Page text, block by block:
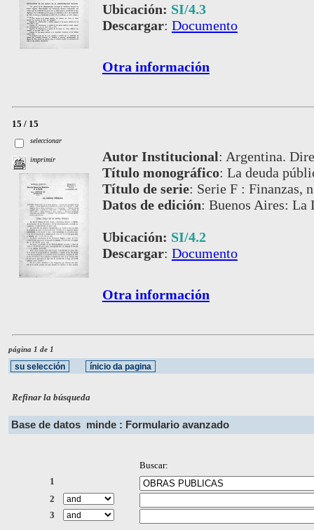
Ubicación: SI/4.3
Descargar: Documento
Otra información
15 / 15
seleccionar
imprimir Autor Institucional: Argentina.
Título monográfico: La deuda
Título de serie: Serie F : Finanzas,
Datos de edición: Buenos Aires: La
Ubicación: SI/4.2
Descargar: Documento
Otra información
página 1 de 1
Refinar la búsqueda
Base de datos minde : Formulario avanzado
Buscar:
1
2
3